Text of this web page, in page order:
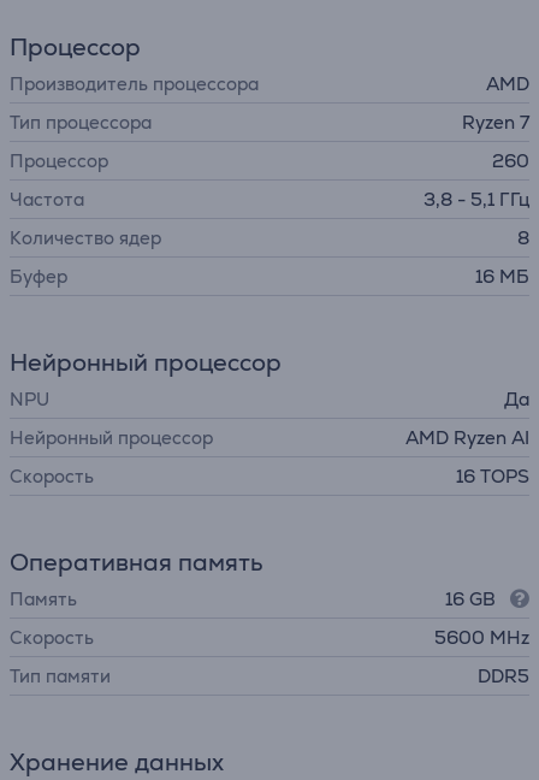
Процессор
Производитель процессора
AMD
Тип процессора
Ryzen 7
Процессор
260
Частота
3,8 - 5,1 ГГц
Количество ядер
8
Буфер
16 МБ
Нейронный процессор
NPU
Да
Нейронный процессор
AMD Ryzen AI
Скорость
16 TOPS
Оперативная память
Память
16 GB
Скорость
5600 MHz
Тип памяти
DDR5
Хранение данных